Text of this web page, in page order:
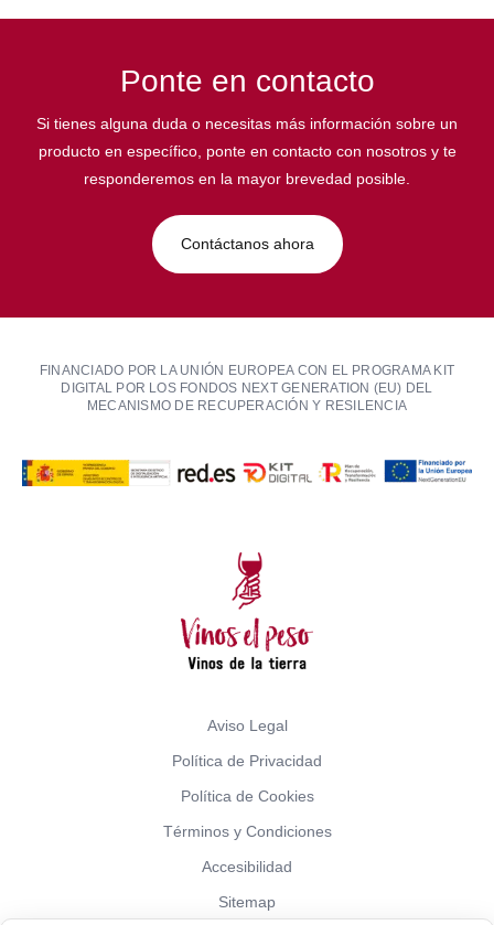
Ponte en contacto
Si tienes alguna duda o necesitas más información sobre un
producto en específico, ponte en contacto con nosotros y te
responderemos en la mayor brevedad posible.
Contáctanos ahora
FINANCIADO POR LA UNIÓN EUROPEA CON EL PROGRAMA KIT
DIGITAL POR LOS FONDOS NEXT GENERATION (EU) DEL
MECANISMO DE RECUPERACIÓN Y RESILENCIA
Aviso Legal
Política de Privacidad
Política de Cookies
Términos y Condiciones
Accesibilidad
Sitemap